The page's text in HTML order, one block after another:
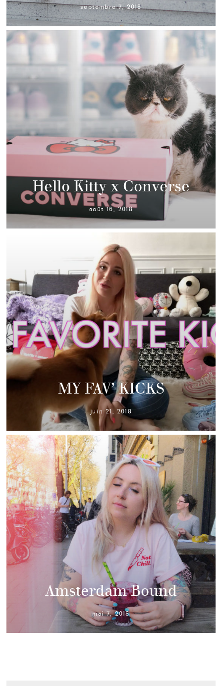
septembre 7, 2018
Hello Kitty x Converse
août 16, 2018
MY FAV’ KICKS
juin 21, 2018
Amsterdam Bound
mai 7, 2018